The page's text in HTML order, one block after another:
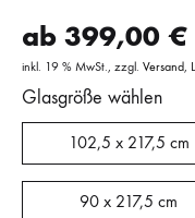
ab 399,00 €
inkl. 19 % MwSt. zzgl. Versand
Glasgröße wählen
102,5 x 217,5 cm
90 x 217,5 cm